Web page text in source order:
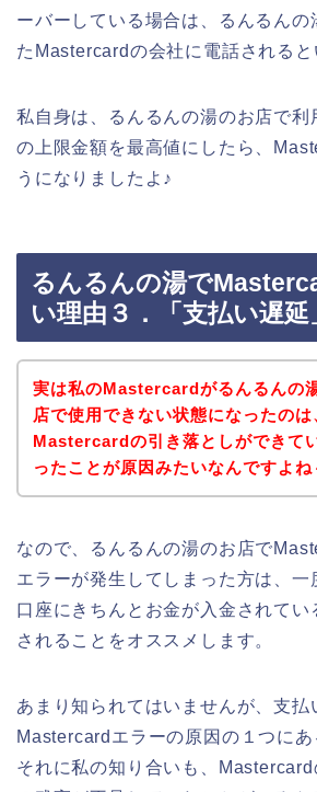
ーバーしている場合は、るんるんの
たMastercardの会社に電話されると
私自身は、るんるんの湯のお店で利
の上限金額を最高値にしたら、
うになりましたよ♪
るんるんの湯で
い理由３．「支払い遅延
実は私のMastercardがるんるんの
店で使用できない状態になったのは
Mastercardの引き落としができて
ったことが原因みたいなんですよね
なので、るんるんの湯のお店で
エラーが発生してしまった方は、一
口座にきちんとお金が入金されてい
されることをオススメします。
あまり知られてはいませんが、支払
Mastercardエラーの原因の１つにあ
それに私の知り合いも、